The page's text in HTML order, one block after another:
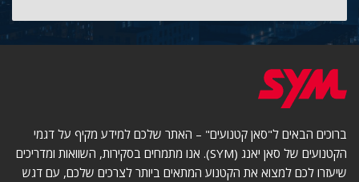
ברוכים הבאים ל"סאן קטנועים" – האתר שלכם למידע מקיף על דגמי
הקטנועים של סאן יאנג (SYM). אנו מתמחים בסקירות, השוואות ומדריכים
שיעזרו לכם למצוא את הקטנוע המתאים ביותר לצרכים שלכם, עם דגש